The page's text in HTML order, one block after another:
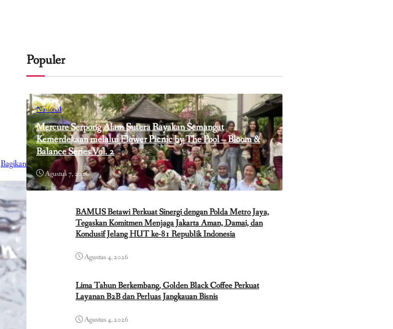
Bagikan
Populer
Nasional
Mercure Serpong Alam Sutera Rayakan Semangat
Kemerdekaan melalui Flower Picnic by The Pool – Bloom &
Balance Series Vol. 2
Agustus 7, 2026
BAMUS Betawi Perkuat Sinergi dengan Polda Metro Jaya,
Tegaskan Komitmen Menjaga Jakarta Aman, Damai, dan
Kondusif Jelang HUT ke-81 Republik Indonesia
Agustus 4, 2026
Lima Tahun Berkembang, Golden Black Coffee Perkuat
Layanan B2B dan Perluas Jangkauan Bisnis
Agustus 4, 2026